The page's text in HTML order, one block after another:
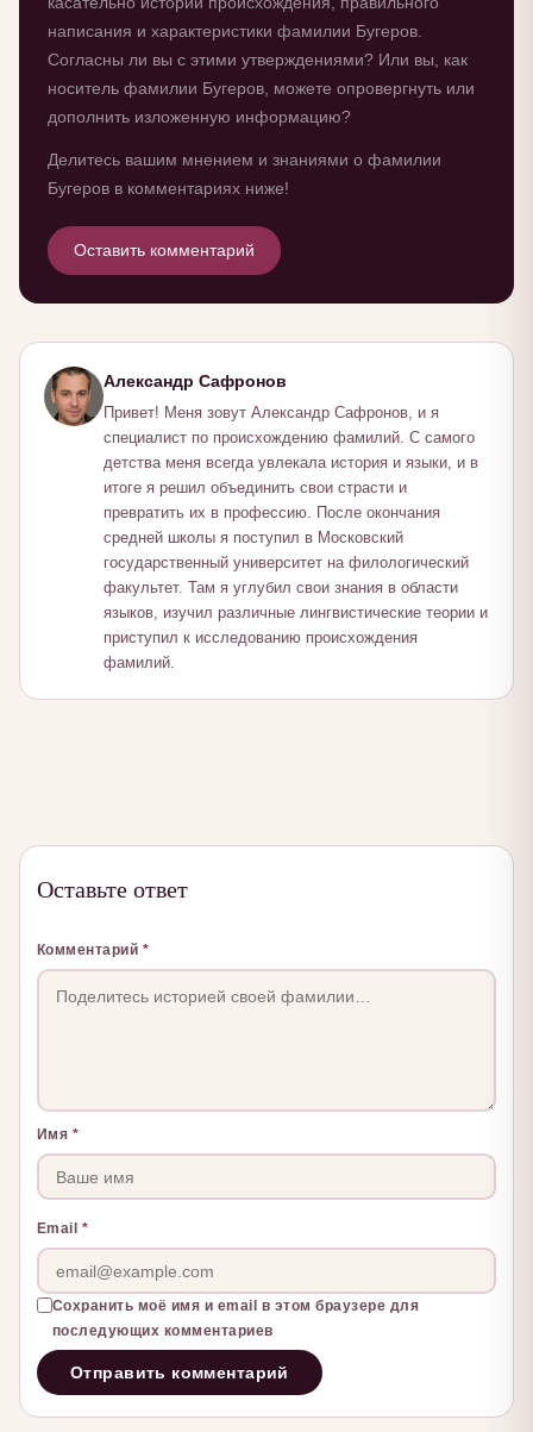
написания и характеристики фамилии Бугеров.
Согласны ли вы с этими утверждениями? Или вы, как
носитель фамилии Бугеров, можете опровергнуть или
дополнить изложенную информацию?
Делитесь вашим мнением и знаниями о фамилии
Бугеров в комментариях ниже!
Оставить комментарий
Александр Сафронов
Привет! Меня зовут Александр Сафронов, и я
специалист по происхождению фамилий. С самого
детства меня всегда увлекала история и языки, и в
итоге я решил объединить свои страсти и
превратить их в профессию. После окончания
средней школы я поступил в Московский
государственный университет на филологический
факультет. Там я углубил свои знания в области
языков, изучил различные лингвистические теории и
приступил к исследованию происхождения
фамилий.
Оставьте ответ
Комментарий *
Имя *
Email *
Сохранить моё имя и email в этом браузере для
последующих комментариев